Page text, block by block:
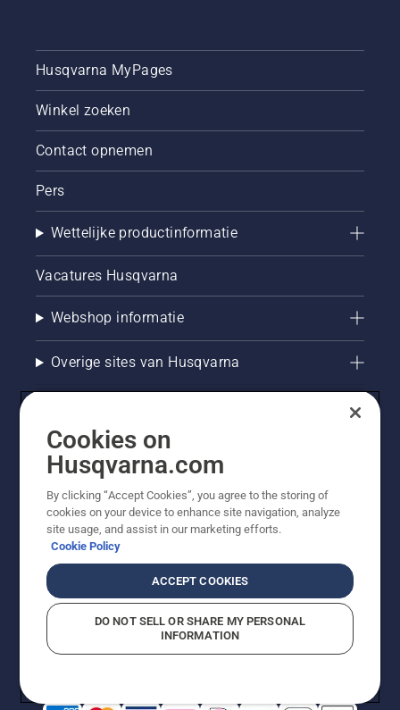
Husqvarna MyPages
Winkel zoeken
Contact opnemen
Pers
Wettelijke productinformatie
Vacatures Husqvarna
Webshop informatie
Overige sites van Husqvarna
© Husqvarna AB (publ). Alle rechten voorbehouden. De
getoonde prijzen zijn consumentenadviesprijzen. Alle
vermelde prijzen zijn adviesverkoopprijzen (incl. BTW),
tenzij het product beschikbaar is voor directe aankoop.
CookiebeleidGebruiksvoorwaarden Privacyverklaring
BedrijfsgegevensReport Suspected Violations
Cookies on
Husqvarna.com
By clicking “Accept Cookies”, you agree to the storing of
cookies on your device to enhance site navigation, analyze
site usage, and assist in our marketing efforts.
Cookie Policy
ACCEPT COOKIES
DO NOT SELL OR SHARE MY PERSONAL
INFORMATION